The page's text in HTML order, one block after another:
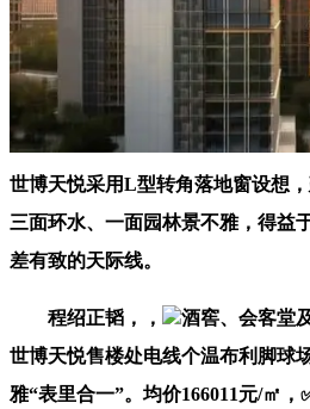
世博天悦采用L型转角落地窗设想，
三面环水、一面园林景不雅，得益
差有致的天际线。
程绍正韬，，
酒窖、会客堂
世博天悦售楼处电线个温布利脚球
雅“表里合一”。均价166011元/㎡